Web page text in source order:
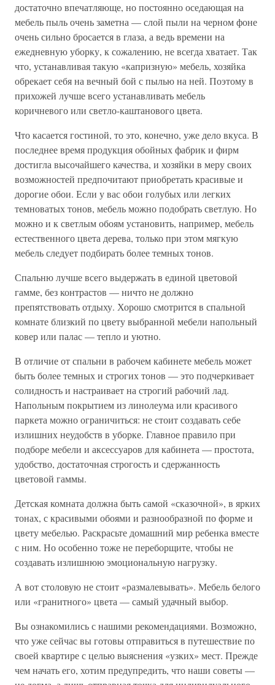
достаточно впечатляюще, но постоянно оседающая на
мебель пыль очень заметна — слой пыли на черном фоне
очень сильно бросается в глаза, а ведь времени на
ежедневную уборку, к сожалению, не всегда хватает. Так
что, устанавливая такую «капризную» мебель, хозяйка
обрекает себя на вечный бой с пылью на ней. Поэтому в
прихожей лучше всего устанавливать мебель
коричневого или светло-каштанового цвета.
Что касается гостиной, то это, конечно, уже дело вкуса. В
последнее время продукция обойных фабрик и фирм
достигла высочайшего качества, и хозяйки в меру своих
возможностей предпочитают приобретать красивые и
дорогие обои. Если у вас обои голубых или легких
темноватых тонов, мебель можно подобрать светлую. Но
можно и к светлым обоям установить, например, мебель
естественного цвета дерева, только при этом мягкую
мебель следует подбирать более темных тонов.
Спальню лучше всего выдержать в единой цветовой
гамме, без контрастов — ничто не должно
препятствовать отдыху. Хорошо смотрится в спальной
комнате близкий по цвету выбранной мебели напольный
ковер или палас — тепло и уютно.
В отличие от спальни в рабочем кабинете мебель может
быть более темных и строгих тонов — это подчеркивает
солидность и настраивает на строгий рабочий лад.
Напольным покрытием из линолеума или красивого
паркета можно ограничиться: не стоит создавать себе
излишних неудобств в уборке. Главное правило при
подборе мебели и аксессуаров для кабинета — простота,
удобство, достаточная строгость и сдержанность
цветовой гаммы.
Детская комната должна быть самой «сказочной», в ярких
тонах, с красивыми обоями и разнообразной по форме и
цвету мебелью. Раскрасьте домашний мир ребенка вместе
с ним. Но особенно тоже не переборщите, чтобы не
создавать излишнюю эмоциональную нагрузку.
А вот столовую не стоит «размалевывать». Мебель белого
или «гранитного» цвета — самый удачный выбор.
Вы ознакомились с нашими рекомендациями. Возможно,
что уже сейчас вы готовы отправиться в путешествие по
своей квартире с целью выяснения «узких» мест. Прежде
чем начать его, хотим предупредить, что наши советы —